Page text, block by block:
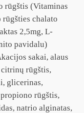
rūgštis (Vitaminas
rūgšties chalato
2,5mg, L-
pavidalu)
sakai, alaus
rūgštis,
glicerinas,
rūgštis,
natrio alginatas,